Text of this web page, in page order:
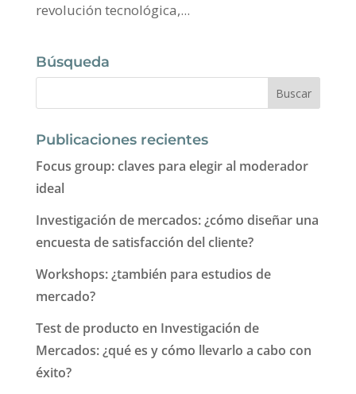
revolución tecnológica,...
Búsqueda
Publicaciones recientes
Focus group: claves para elegir al moderador
ideal
Investigación de mercados: ¿cómo diseñar una
encuesta de satisfacción del cliente?
Workshops: ¿también para estudios de
mercado?
Test de producto en Investigación de
Mercados: ¿qué es y cómo llevarlo a cabo con
éxito?